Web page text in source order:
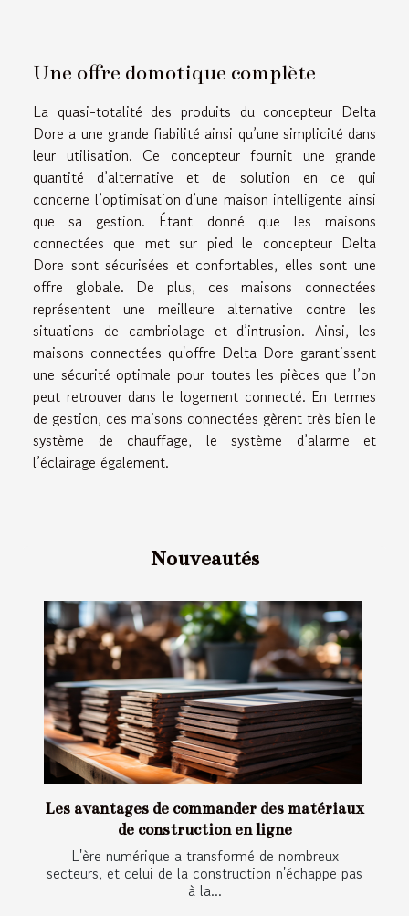
Une offre domotique complète
La quasi-totalité des produits du concepteur Delta
Dore a une grande fiabilité ainsi qu’une simplicité dans
leur utilisation. Ce concepteur fournit une grande
quantité d’alternative et de solution en ce qui
concerne l’optimisation d’une maison intelligente ainsi
que sa gestion. Étant donné que les maisons
connectées que met sur pied le concepteur Delta
Dore sont sécurisées et confortables, elles sont une
offre globale. De plus, ces maisons connectées
représentent une meilleure alternative contre les
situations de cambriolage et d’intrusion. Ainsi, les
maisons connectées qu'offre Delta Dore garantissent
une sécurité optimale pour toutes les pièces que l’on
peut retrouver dans le logement connecté. En termes
de gestion, ces maisons connectées gèrent très bien le
système de chauffage, le système d’alarme et
l’éclairage également.
Nouveautés
Les avantages de commander des matériaux
de construction en ligne
L'ère numérique a transformé de nombreux
secteurs, et celui de la construction n'échappe pas
à la...